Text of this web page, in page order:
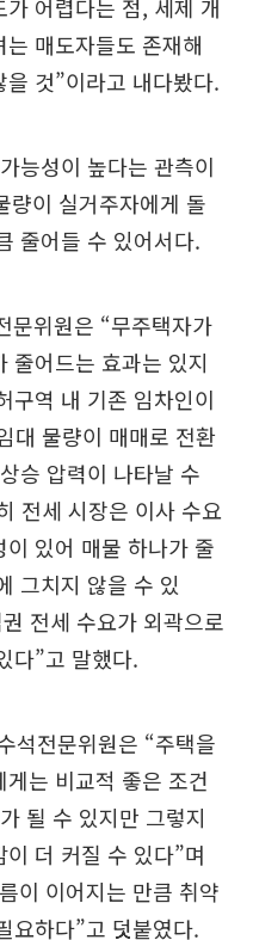
어렵다는 점, 세제 개
매도자들도 존재해
것”이라고 내다봤다.
능성이 높다는 관측이
량이 실거주자에게 돌
줄어들 수 있어서다.
문위원은 “무주택자가
줄어드는 효과는 있지
구역 내 기존 임차인이
대 물량이 매매로 전환
승 압력이 나타날 수
전세 시장은 이사 수요
있어 매물 하나가 줄
그치지 않을 수 있
전세 수요가 외곽으로
다”고 말했다.
석전문위원은 “주택을
는 비교적 좋은 조건
될 수 있지만 그렇지
더 커질 수 있다”며
이 이어지는 만큼 취약
요하다”고 덧붙였다.